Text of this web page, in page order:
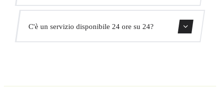
aggiuntivi.
Sì, puoi cancellare gratuitamente fino a 24 ore prima del
ritiro.
C'è un servizio disponibile 24 ore su 24?